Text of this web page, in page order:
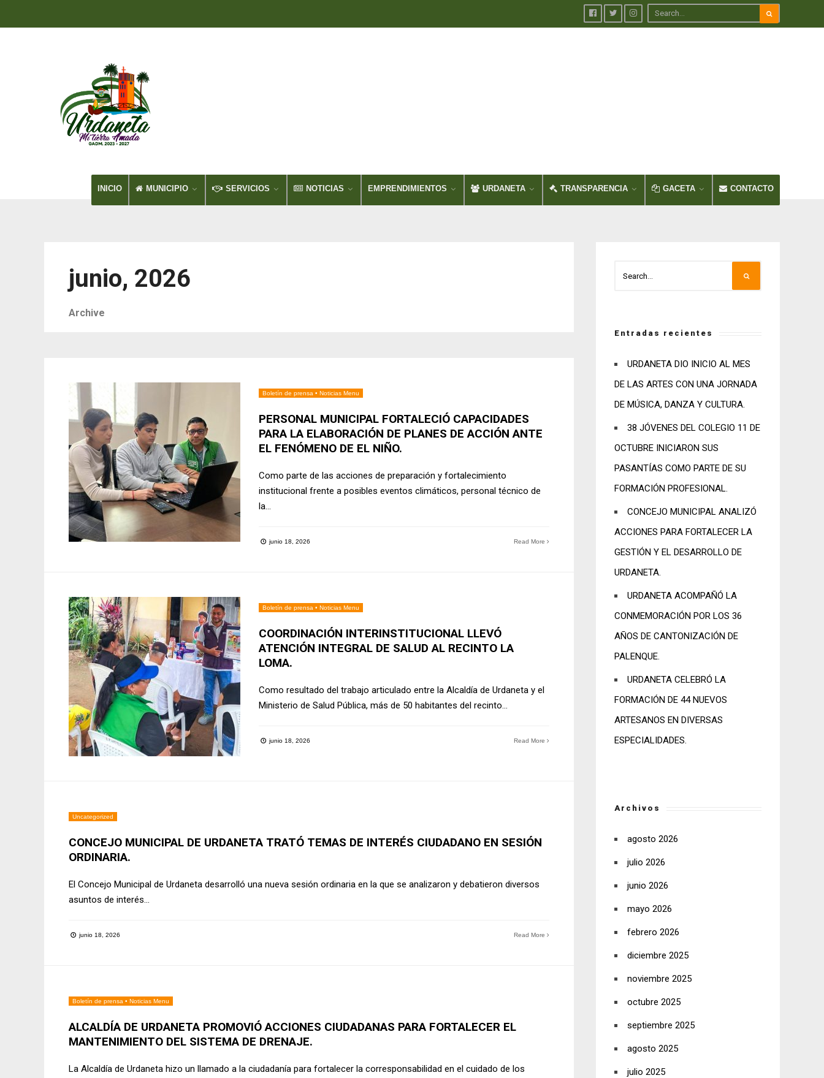
INICIO MUNICIPIO SERVICIOS NOTICIAS EMPRENDIMIENTOS URDANETA TRANSPARENCIA GACETA CONTACTO
junio, 2026
Archive
Boletín de prensa • Noticias Menu
PERSONAL MUNICIPAL FORTALECIÓ CAPACIDADES
PARA LA ELABORACIÓN DE PLANES DE ACCIÓN ANTE
EL FENÓMENO DE EL NIÑO.
Como parte de las acciones de preparación y fortalecimiento
institucional frente a posibles eventos climáticos, personal técnico de
la...
junio 18, 2026 Read More
Boletín de prensa • Noticias Menu
COORDINACIÓN INTERINSTITUCIONAL LLEVÓ
ATENCIÓN INTEGRAL DE SALUD AL RECINTO LA
LOMA.
Como resultado del trabajo articulado entre la Alcaldía de Urdaneta y el
Ministerio de Salud Pública, más de 50 habitantes del recinto...
junio 18, 2026 Read More
Uncategorized
CONCEJO MUNICIPAL DE URDANETA TRATÓ TEMAS DE INTERÉS CIUDADANO EN SESIÓN
ORDINARIA.
El Concejo Municipal de Urdaneta desarrolló una nueva sesión ordinaria en la que se analizaron y debatieron diversos
asuntos de interés...
junio 18, 2026 Read More
Boletín de prensa • Noticias Menu
ALCALDÍA DE URDANETA PROMOVIÓ ACCIONES CIUDADANAS PARA FORTALECER EL
MANTENIMIENTO DEL SISTEMA DE DRENAJE.
La Alcaldía de Urdaneta hizo un llamado a la ciudadanía para fortalecer la corresponsabilidad en el cuidado de los
Entradas recientes
URDANETA DIO INICIO AL MES
DE LAS ARTES CON UNA JORNADA
DE MÚSICA, DANZA Y CULTURA.
38 JÓVENES DEL COLEGIO 11 DE
OCTUBRE INICIARON SUS
PASANTÍAS COMO PARTE DE SU
FORMACIÓN PROFESIONAL.
CONCEJO MUNICIPAL ANALIZÓ
ACCIONES PARA FORTALECER LA
GESTIÓN Y EL DESARROLLO DE
URDANETA.
URDANETA ACOMPAÑÓ LA
CONMEMORACIÓN POR LOS 36
AÑOS DE CANTONIZACIÓN DE
PALENQUE.
URDANETA CELEBRÓ LA
FORMACIÓN DE 44 NUEVOS
ARTESANOS EN DIVERSAS
ESPECIALIDADES.
Archivos
agosto 2026
julio 2026
junio 2026
mayo 2026
febrero 2026
diciembre 2025
noviembre 2025
octubre 2025
septiembre 2025
agosto 2025
julio 2025